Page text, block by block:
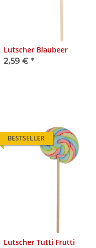
Lutscher Blaubeer
2,59 € *
BESTSELLER
Lutscher Tutti Frutti